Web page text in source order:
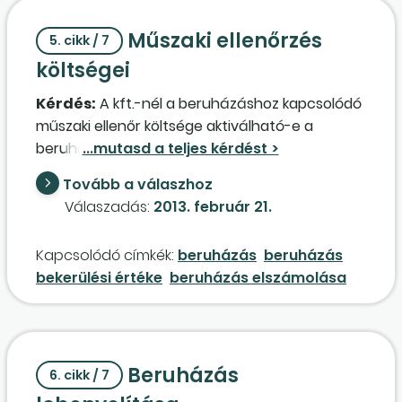
5. cikk / 7
Műszaki ellenőrzés
költségei
Kérdés: A kft.-nél a beruházáshoz kapcsolódó
műszaki ellenőr költsége aktiválható-e a
beruházásra?
Tovább a válaszhoz
Válaszadás: 2013. február 21.
Kapcsolódó címkék: beruházás beruházás
bekerülési értéke beruházás elszámolása
6. cikk / 7
Beruházás